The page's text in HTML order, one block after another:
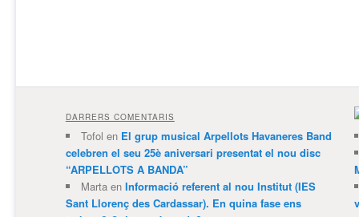
DARRERS COMENTARIS
Tofol en El grup musical Arpellots Havaneres Band
celebren el seu 25è aniversari presentat el nou disc
“ARPELLOTS A BANDA”
Martaen Informació referent al nou Institut (IES
Sant Llorenç des Cardassar). En quina fase ens